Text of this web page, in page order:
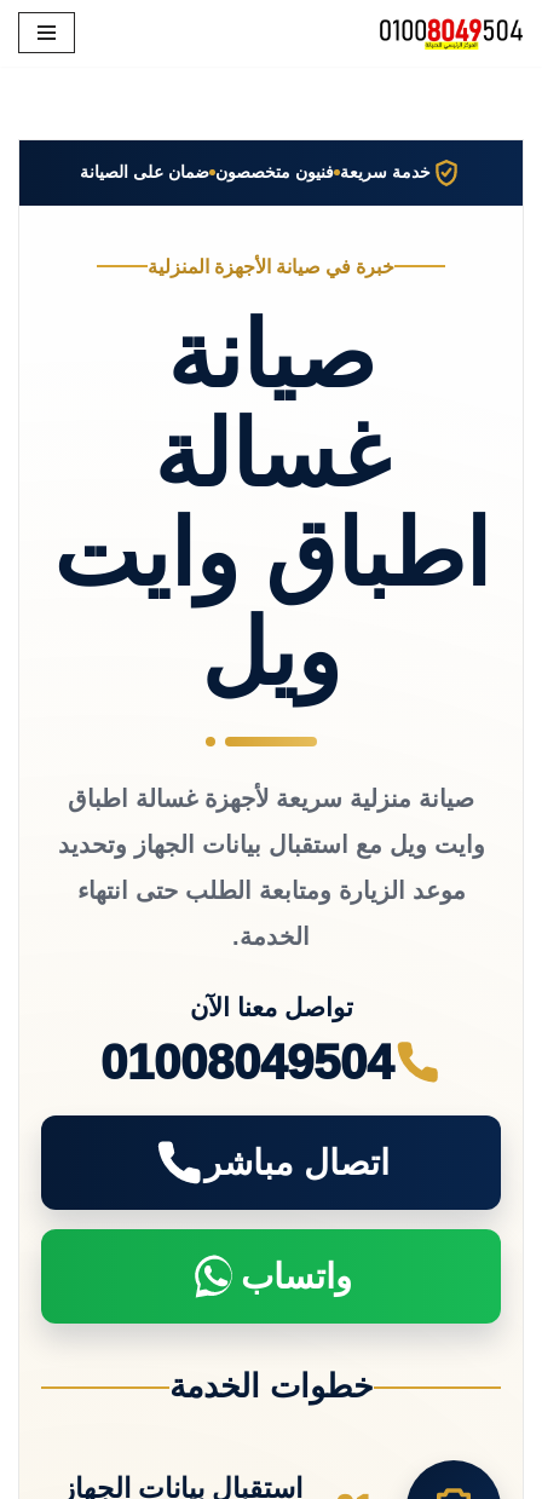
خدمة سريعة فنيون متخصصون ضمان على الصيانة
خبرة في صيانة الأجهزة المنزلية
صيانة
غسالة
اطباق وايت
ويل
صيانة منزلية سريعة لأجهزة غسالة اطباق
وايت ويل مع استقبال بيانات الجهاز وتحديد
موعد الزيارة ومتابعة الطلب حتى انتهاء
الخدمة.
تواصل معنا الآن
01008049504
اتصال مباشر
واتساب
خطوات الخدمة
استقبال بيانات الجهاز